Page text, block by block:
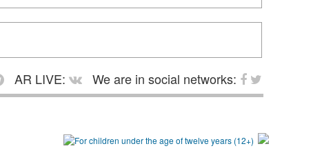
AR LIVE:
We are in social networks: